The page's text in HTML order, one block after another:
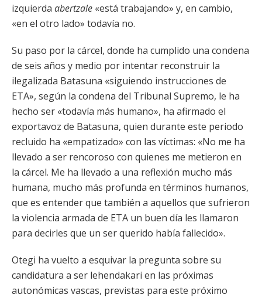
izquierda abertzale «está trabajando» y, en cambio,
«en el otro lado» todavía no.
Su paso por la cárcel, donde ha cumplido una condena
de seis años y medio por intentar reconstruir la
ilegalizada Batasuna «siguiendo instrucciones de
ETA», según la condena del Tribunal Supremo, le ha
hecho ser «todavía más humano», ha afirmado el
exportavoz de Batasuna, quien durante este periodo
recluido ha «empatizado» con las víctimas: «No me ha
llevado a ser rencoroso con quienes me metieron en
la cárcel. Me ha llevado a una reflexión mucho más
humana, mucho más profunda en términos humanos,
que es entender que también a aquellos que sufrieron
la violencia armada de ETA un buen día les llamaron
para decirles que un ser querido había fallecido».
Otegi ha vuelto a esquivar la pregunta sobre su
candidatura a ser lehendakari en las próximas
autonómicas vascas, previstas para este próximo